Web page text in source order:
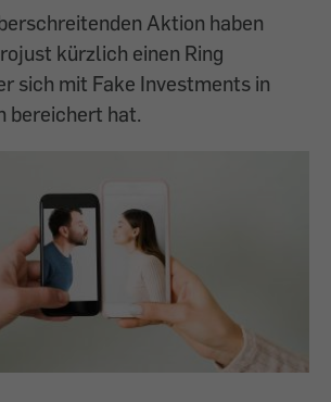
Aktion haben
kürzlich einen Ring
sich mit Fake Investments in
bereichert hat.